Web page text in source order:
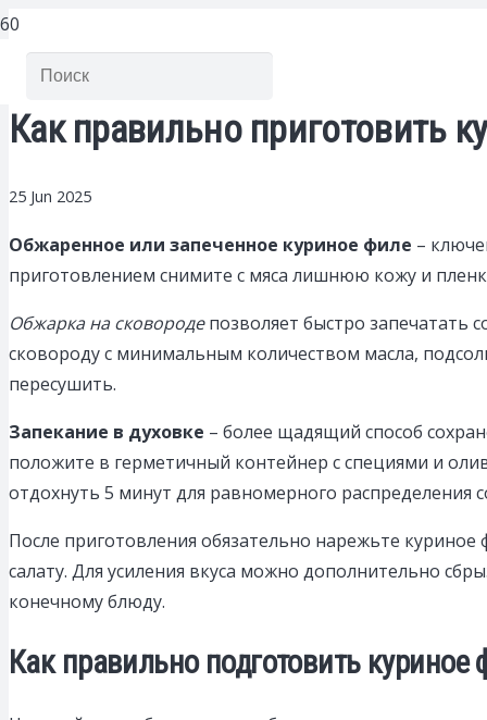
Как правильно приготовить
25 Jun 2025
Обжаренное или запеченное куриное филе –
приготовлением снимите с мяса лишнюю кожу и
Обжарка на сковородепозволяет быстро запечатать
сковороду с минимальным количеством масла,
пересушить.
Запекание в духовке – более щадящий способ
положите в герметичный контейнер с специями и
отдохнуть 5 минут для равномерного распределения
После приготовления обязательно нарежьте
салату. Для усиления вкуса можно дополнительно
конечному блюду.
Как правильно подготовить